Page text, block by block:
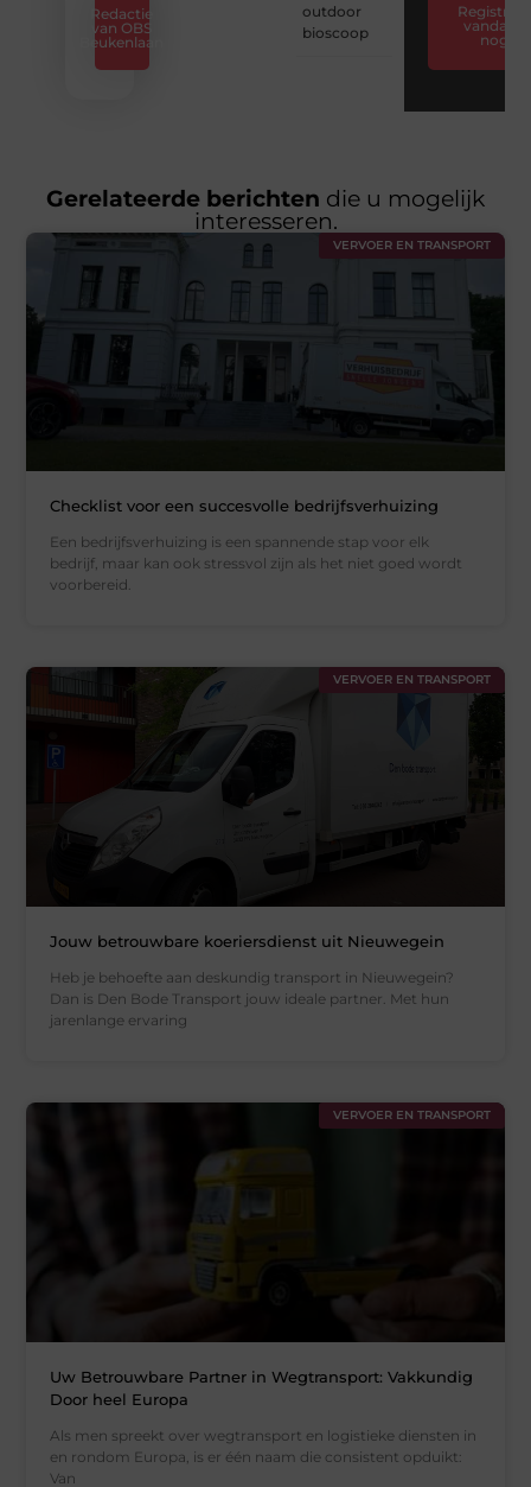
Redactie
van OBS
Beukenlaan
outdoor
bioscoop
Registreer
vandaag
nog
Gerelateerde berichten die u mogelijk
interesseren.
VERVOER EN TRANSPORT
Checklist voor een succesvolle bedrijfsverhuizing
Een bedrijfsverhuizing is een spannende stap voor elk
bedrijf, maar kan ook stressvol zijn als het niet goed wordt
voorbereid.
VERVOER EN TRANSPORT
Jouw betrouwbare koeriersdienst uit Nieuwegein
Heb je behoefte aan deskundig transport in Nieuwegein?
Dan is Den Bode Transport jouw ideale partner. Met hun
jarenlange ervaring
VERVOER EN TRANSPORT
Uw Betrouwbare Partner in Wegtransport: Vakkundig
Door heel Europa
Als men spreekt over wegtransport en logistieke diensten in
en rondom Europa, is er één naam die consistent opduikt:
Van